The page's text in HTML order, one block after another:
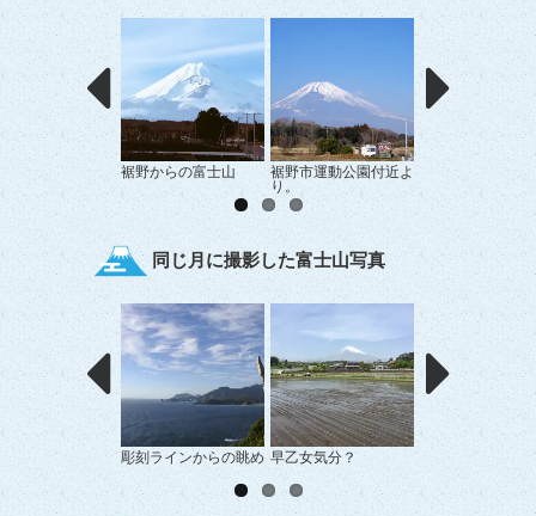
裾野からの富士山
裾野市運動公園付近よ
り。
田んぼに映る富
同じ月に撮影した富士山写真
彫刻ラインからの眺め 早乙女気分？ Ｒ１からの富士山